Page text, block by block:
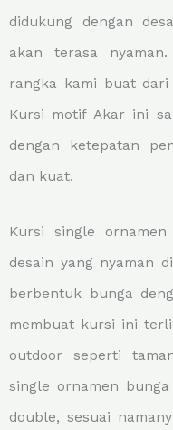
didukung dengan
akan terasa
rangka kami buat
Kursi motif Akar ini
dengan ketepatan
dan kuat.
Kursi single
desain yang nyaman
berbentuk bunga
membuat kursi ini
outdoor seperti
single ornamen
double, sesuai